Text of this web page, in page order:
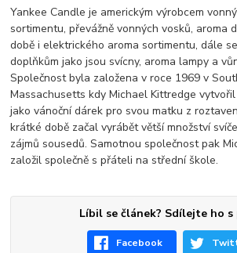
Yankee Candle je americkým výrobcem
sortimentu, převážně vonných vosků, aroma
době i elektrického aroma sortimentu, dále
doplňkům jako jsou svícny, aroma lampy a
Společnost byla založena v roce 1969 v
Massachusetts kdy Michael Kittredge
jako vánoční dárek pro svou matku z
krátké době začal vyrábět větší množství
zájmů sousedů. Samotnou společnost pak
založil společně s přáteli na střední škole.
Líbil se článek? Sdílejte ho
Facebook